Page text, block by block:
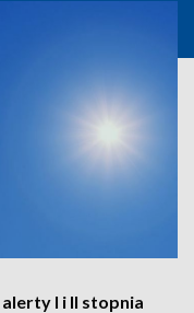
I i II stopnia